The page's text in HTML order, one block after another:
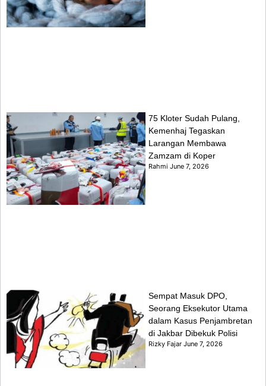
75 Kloter Sudah Pulang,
Kemenhaj Tegaskan
Larangan Membawa
Zamzam di Koper
RahmiJune 7, 2026
Sempat Masuk DPO,
Seorang Eksekutor Utama
dalam Kasus Penjambretan
di Jakbar Dibekuk Polisi
Rizky FajarJune 7, 2026